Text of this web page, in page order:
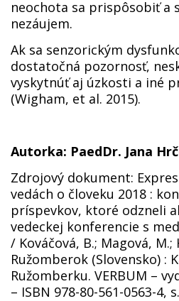
neochota sa prispôsobiť a
nezáujem.
Ak sa senzorickým
dostatočná pozornosť,
vyskytnúť aj úzkosti a iné
(Wigham, et al. 2015).
Autorka: PaedDr. Jana
Zdrojový dokument:
vedách o človeku 2018 :
príspevkov, ktoré odzneli
vedeckej konferencie s
/ Kováčová, B.; Magová, M.;
Ružomberok (Slovensko) :
Ružomberku. VERBUM –
– ISBN 978-80-561-0563-4,